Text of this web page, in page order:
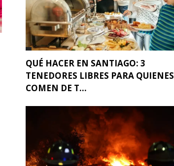
QUÉ HACER EN SANTIAGO: 3
TENEDORES LIBRES PARA QUIENES
COMEN DE T...